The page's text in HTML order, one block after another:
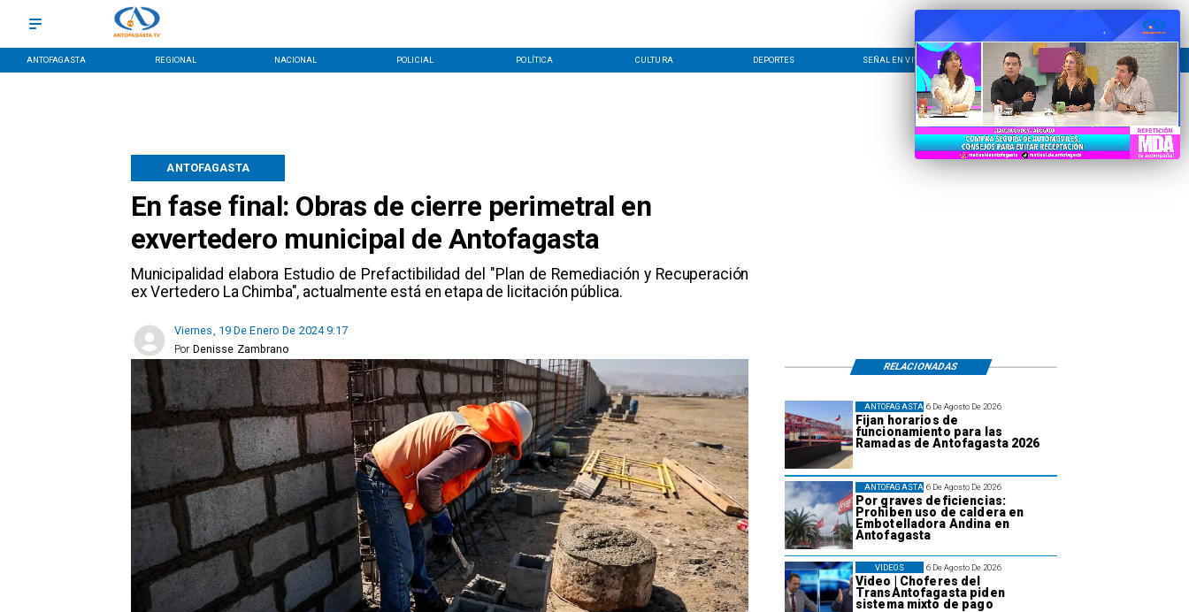
ANTOFAGASTA REGIONAL NACIONAL POLICIAL POLÍTICA CULTURA DEPORTES SEÑAL EN VIVO CONTACTO LÍNEA EDITORIAL
En fase final: Obras de cierre perimetral en
exvertedero municipal de Antofagasta
Municipalidad elabora Estudio de Prefactibilidad del "Plan de Remediación y Recuperación
ex Vertedero La Chimba", actualmente está en etapa de licitación pública.
ANTOFAGASTA
Viernes, 19 De Enero De 2024 9:17
Denisse Zambrano
Por
6 De Agosto De 2026
Fijan horarios de
funcionamiento para las
Ramadas de Antofagasta 2026
ANTOFAGASTA
6 De Agosto De 2026
Por graves deficiencias:
Prohiben uso de caldera en
Embotelladora Andina en
Antofagasta
ANTOFAGASTA
6 De Agosto De 2026
Video | Choferes del
TransAntofagasta piden
sistema mixto de pago
VIDEOS
RELACIONADAS